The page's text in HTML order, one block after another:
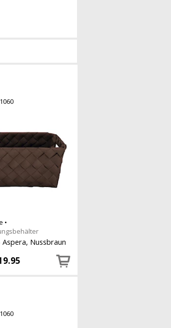
•
Nussbraun